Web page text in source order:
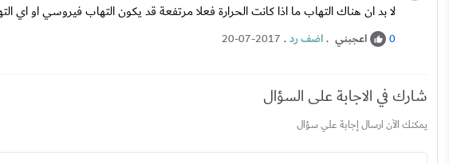
لا بد ان هناك التهاب ما اذا كانت الحرارة فعلا مرتفعة قد يكون التهاب فيروسي او
0 اعجبني .اضف رد.
20-07-2017
شارك في الاجابة على السؤال
يمكنك الآن ارسال إجابة علي سؤال